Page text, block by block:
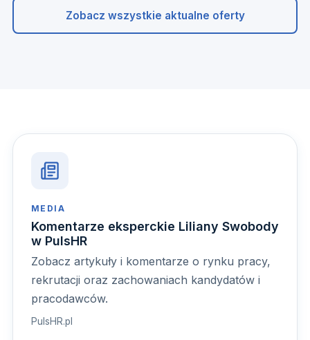
Zobacz wszystkie aktualne oferty
MEDIA
Komentarze eksperckie Liliany Swobody
w PulsHR
Zobacz artykuły i komentarze o rynku pracy,
rekrutacji oraz zachowaniach kandydatów i
pracodawców.
PulsHR.pl